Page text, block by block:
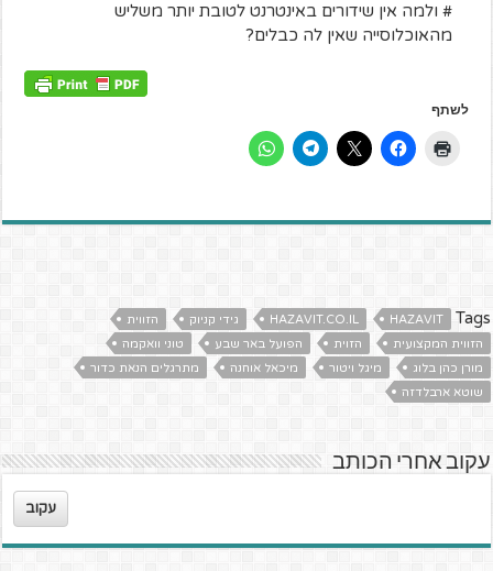
# ולמה אין שידורים באינטרנט לטובת יותר משליש
מהאוכלוסייה שאין לה כבלים?
לשתף
Tags
HAZAVIT
HAZAVIT.CO.IL גידי קניוק
הזווית
הזווית המקצועית
הזוית הפועל באר שבע
טוני וואקמה
מורן כהן בלוג
מיגל ויטור מיכאל אוחנה
מתרגלים הנאת כדור
שוטא ארבלדזה
עקוב אחרי הכותב
עקוב